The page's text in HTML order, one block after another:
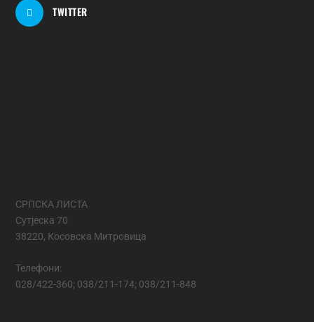
TWITTER
СРПСКА ЛИСТА
Сутјеска 70
38220, Косовска Митровица
Телефони:
028/422-360; 038/211-174; 038/211-848